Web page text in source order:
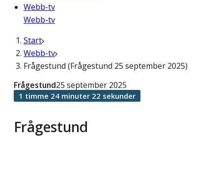
Webb-tv
Webb-tv
Start
Webb-tv
Frågestund (Frågestund 25 september 2025)
Frågestund
Frågestund25 september 2025
1 timme 24 minuter 22 sekunder